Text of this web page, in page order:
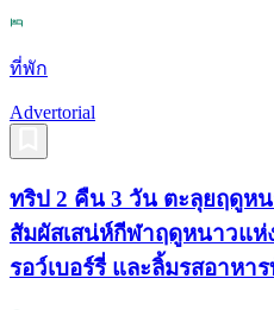
ที่พัก
Advertorial
ทริป 2 คืน 3 วัน ตะลุยฤดูห
สัมผัสเสน่ห์กีฬาฤดูหนาวแห่
รอว์เบอร์รี่ และลิ้มรสอาหา